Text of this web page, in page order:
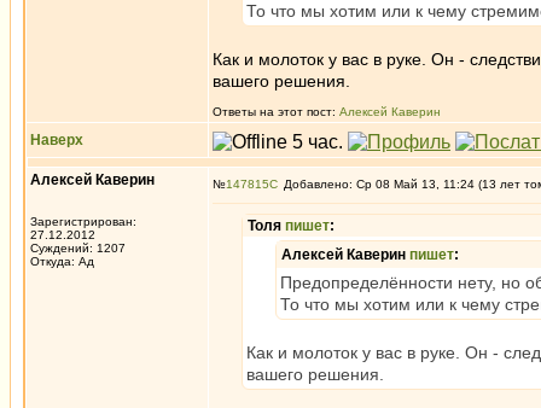
То что мы хотим или к чему
Как и молоток у вас в руке. Он -
вашего решения.
Ответы на этот пост: Алексей Каверин
Наверх
Алексей Каверин
Зарегистрирован:
27.12.2012
Суждений: 1207
Откуда: Ад
№147815 Добавлено: Ср 08 Май 13, 11:24 (13 лет
Толя пишет:
Алексей Каверин пишет:
Предопределённости нету, но
То что мы хотим или к чему
Как и молоток у вас в руке. Он -
вашего решения.